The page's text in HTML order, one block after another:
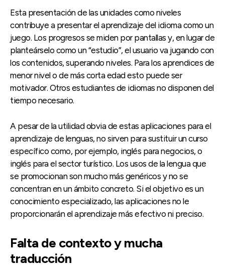
Esta presentación de las unidades como niveles
contribuye a presentar el aprendizaje del idioma como un
juego. Los progresos se miden por pantallas y, en lugar de
planteárselo como un “estudio”, el usuario va jugando con
los contenidos, superando niveles. Para los aprendices de
menor nivel o de más corta edad esto puede ser
motivador. Otros estudiantes de idiomas no disponen del
tiempo necesario.
A pesar de la utilidad obvia de estas aplicaciones para el
aprendizaje de lenguas, no sirven para sustituir un curso
específico como, por ejemplo, inglés para negocios, o
inglés para el sector turístico. Los usos de la lengua que
se promocionan son mucho más genéricos y no se
concentran en un ámbito concreto. Si el objetivo es un
conocimiento especializado, las aplicaciones no le
proporcionarán el aprendizaje más efectivo ni preciso.
Falta de contexto y mucha
traducción